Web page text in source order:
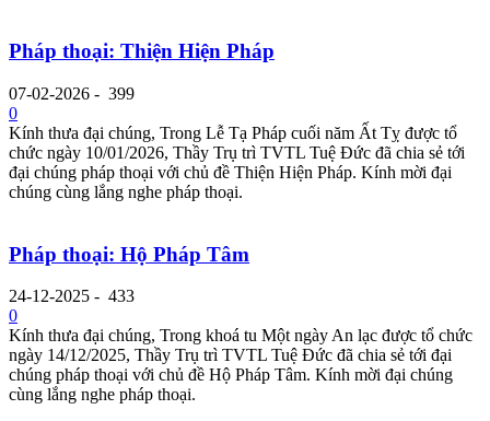
Pháp thoại: Thiện Hiện Pháp
07-02-2026 - 399
0
Kính thưa đại chúng, Trong Lễ Tạ Pháp cuối năm Ất Tỵ được tổ
chức ngày 10/01/2026, Thầy Trụ trì TVTL Tuệ Đức đã chia sẻ tới
đại chúng pháp thoại với chủ đề Thiện Hiện Pháp. Kính mời đại
chúng cùng lắng nghe pháp thoại.
Pháp thoại: Hộ Pháp Tâm
24-12-2025 - 433
0
Kính thưa đại chúng, Trong khoá tu Một ngày An lạc được tổ chức
ngày 14/12/2025, Thầy Trụ trì TVTL Tuệ Đức đã chia sẻ tới đại
chúng pháp thoại với chủ đề Hộ Pháp Tâm. Kính mời đại chúng
cùng lắng nghe pháp thoại.